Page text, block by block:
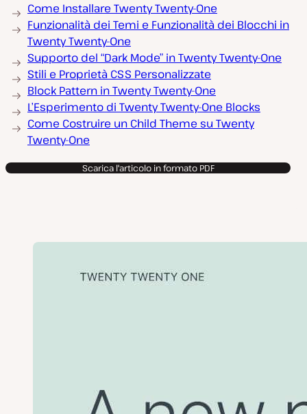
Come Installare Twenty Twenty-One
Funzionalità dei Temi e Funzionalità dei Blocchi in
Twenty Twenty-One
Supporto del “Dark Mode” in Twenty Twenty-One
Stili e Proprietà CSS Personalizzate
Block Pattern in Twenty Twenty-One
L’Esperimento di Twenty Twenty-One Blocks
Come Costruire un Child Theme su Twenty
Twenty-One
Scarica l'articolo in formato PDF